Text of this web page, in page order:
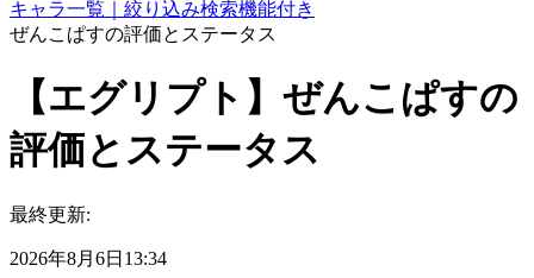
キャラ一覧｜絞り込み検索機能付き
ぜんこぱすの評価とステータス
【エグリプト】ぜんこぱすの
評価とステータス
最終更新:
2026年8月6日13:34